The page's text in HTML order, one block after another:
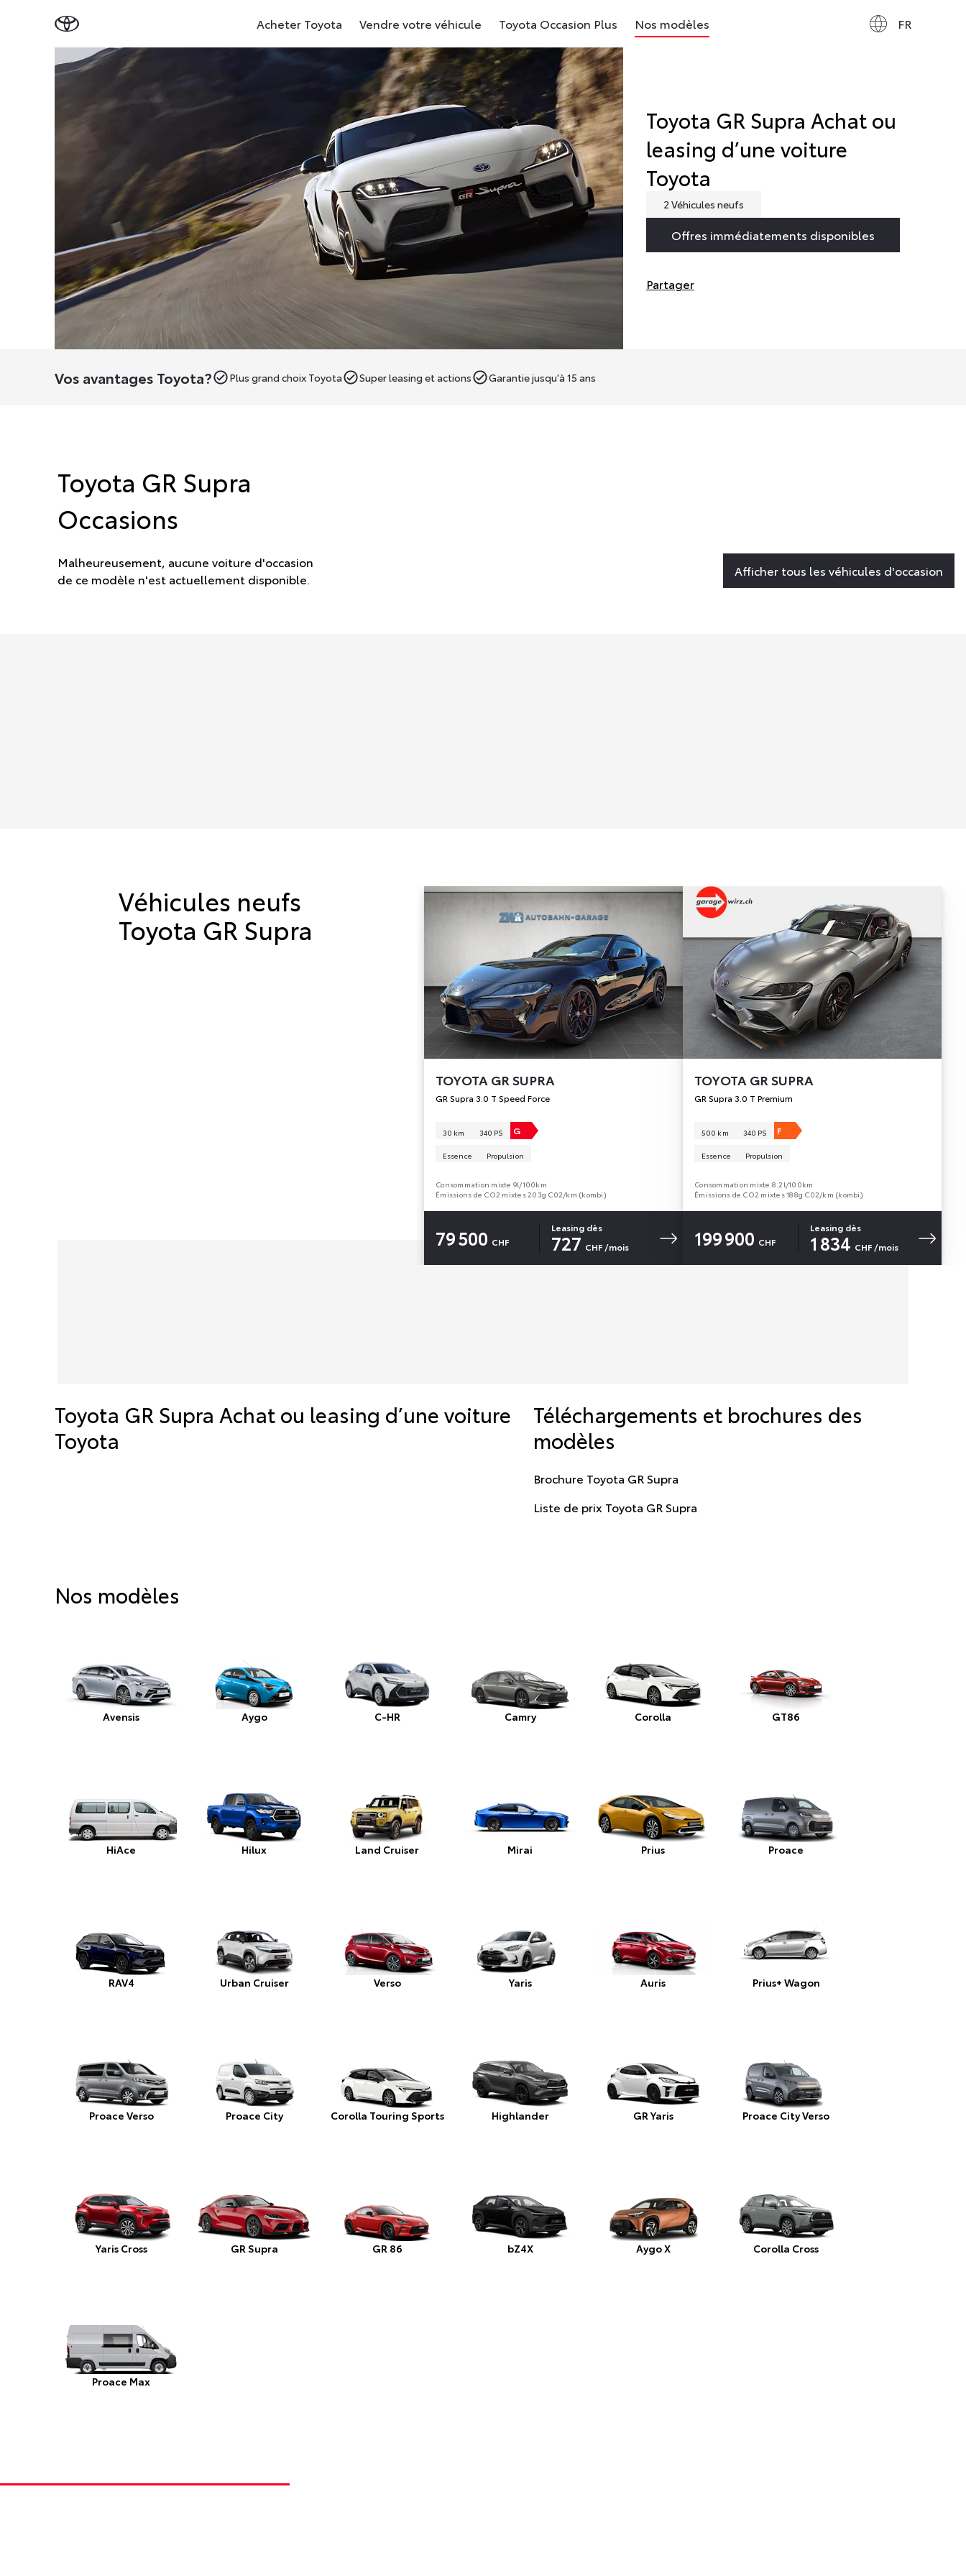
Acheter Toyota Vendre votre véhicule Toyota Occasion Plus Nos modèles FR
Toyota GR Supra Achat ou
leasing d’une voiture
Toyota
2 Véhicules neufs
Partager
Offres immédiatements disponibles
Vos avantages Toyota? Plus grand choix Toyota Super leasing et actions Garantie jusqu'à 15 ans
Toyota GR Supra
Occasions
Malheureusement, aucune voiture d'occasion
de ce modèle n'est actuellement disponible.
Afficher tous les véhicules d'occasion
Véhicules neufs
Toyota GR Supra
TOYOTA GR SUPRA
GR Supra 3.0 T Speed Force
30 km 340 PS G
Essence Propulsion
Consommation mixte 9l/100km
Émissions de CO2 mixtes 203g C02/km (kombi)
79 500 CHF
Leasing dès
727 CHF /mois
TOYOTA GR SUPRA
GR Supra 3.0 T Premium
500 km 340 PS F
Essence Propulsion
Consommation mixte 8.2l/100km
Émissions de CO2 mixtes 188g C02/km (kombi)
199 900 CHF
Leasing dès
1 834 CHF /mois
Toyota GR Supra Achat ou leasing d’une voiture
Toyota
Téléchargements et brochures des
modèles
Brochure Toyota GR Supra
Liste de prix Toyota GR Supra
Nos modèles
Avensis Aygo C-HR Camry Corolla GT86
HiAce Hilux Land Cruiser Mirai Prius Proace
RAV4 Urban Cruiser Verso Yaris Auris Prius+ Wagon
Proace Verso Proace City Corolla Touring Sports Highlander GR Yaris Proace City Verso
Yaris Cross GR Supra GR 86 bZ4X Aygo X Corolla Cross
Proace Max